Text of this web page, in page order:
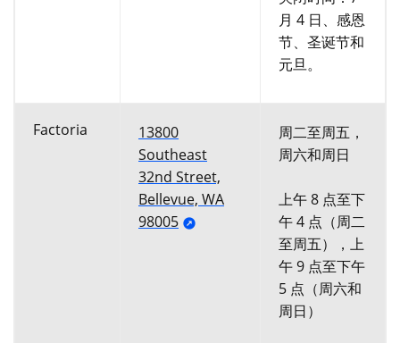
月 4 日、感恩
节、圣诞节和
元旦。
Factoria
13800
Southeast
32nd Street,
Bellevue, WA
98005
周二至周五，
周六和周日
上午 8 点至下
午 4 点（周二
至周五），上
午 9 点至下午
5 点（周六和
周日）